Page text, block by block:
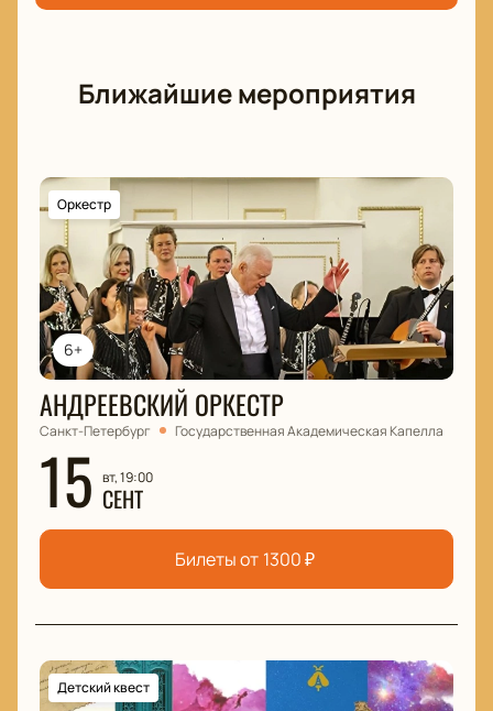
близ Диканьки» по доступной цене вы сможете на
Ближайшие мероприятия
6+
Оркестр
АНДРЕЕВСКИЙ ОРКЕСТР
Санкт-Петербург Государственная Академическая Капелла
15 вт, 19:00
СЕНТ
Билеты от 1300₽
Детский квест